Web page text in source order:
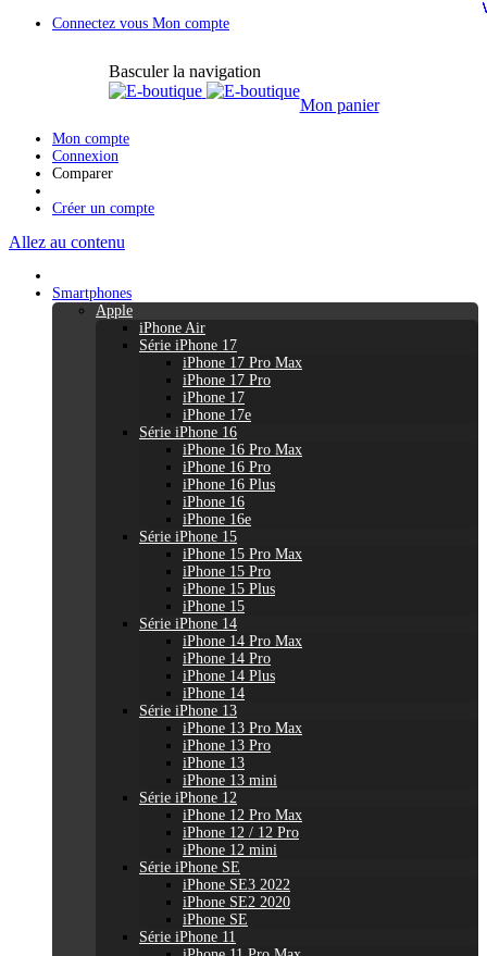
Connectez vous Mon compte
Basculer la navigation
Mon panier
Mon compte
Connexion
Comparer
Créer un compte
Allez au contenu
Smartphones
Apple
iPhone Air
Série iPhone 17
iPhone 17 Pro Max
iPhone 17 Pro
iPhone 17
iPhone 17e
Série iPhone 16
iPhone 16 Pro Max
iPhone 16 Pro
iPhone 16 Plus
iPhone 16
iPhone 16e
Série iPhone 15
iPhone 15 Pro Max
iPhone 15 Pro
iPhone 15 Plus
iPhone 15
Série iPhone 14
iPhone 14 Pro Max
iPhone 14 Pro
iPhone 14 Plus
iPhone 14
Série iPhone 13
iPhone 13 Pro Max
iPhone 13 Pro
iPhone 13
iPhone 13 mini
Série iPhone 12
iPhone 12 Pro Max
iPhone 12 / 12 Pro
iPhone 12 mini
Série iPhone SE
iPhone SE3 2022
iPhone SE2 2020
iPhone SE
Série iPhone 11